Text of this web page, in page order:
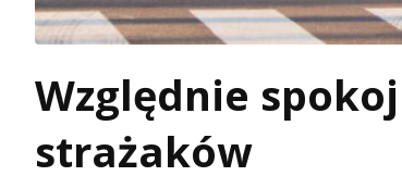
Względnie
strażaków